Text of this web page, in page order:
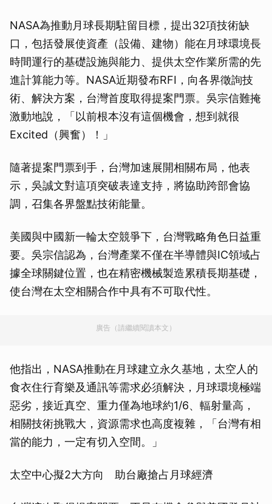
NASA為推動月球長期駐留目標，提出32項技術缺
口，包括發展使資產（設備、建物）能在月球環境長
時間運行的基礎設施與能力、提供太空作業所需的先
進計算能力等。NASA近期發布RFI，向各界徵詢技
術、解決方案，台灣首度取得提案門票。吳宗信難掩
激動地說，「以前根本沒有這個機會，想到就很
Excited（興奮）！」
隨著提案門票到手，台灣加速展開相關布局，他表
示，吳誠文對這項突破表達支持，將協助跨部會協
調，召集各界盤點技術能量。
美國與中國新一輪太空競爭下，台灣戰略角色日益重
要。吳宗信認為，台灣產業不僅在半導體與IC領域占
據全球關鍵位置，也在精密機械製造累積長期基礎，
使台灣在太空相關合作中具有不可取代性。
廣告（請繼續閱讀本文）
他指出，NASA推動在月球建立永久基地，太空人的
食衣住行育樂及通訊等需求必須解決，月球環境極端
惡劣，接近真空、重力僅為地球約1/6、輻射量高，
相關技術挑戰大，資源需求也高度複雜，「台灣有相
當的能力，一定有切入空間。」
太空中心擬2大方向 助台廠搶占月球經濟